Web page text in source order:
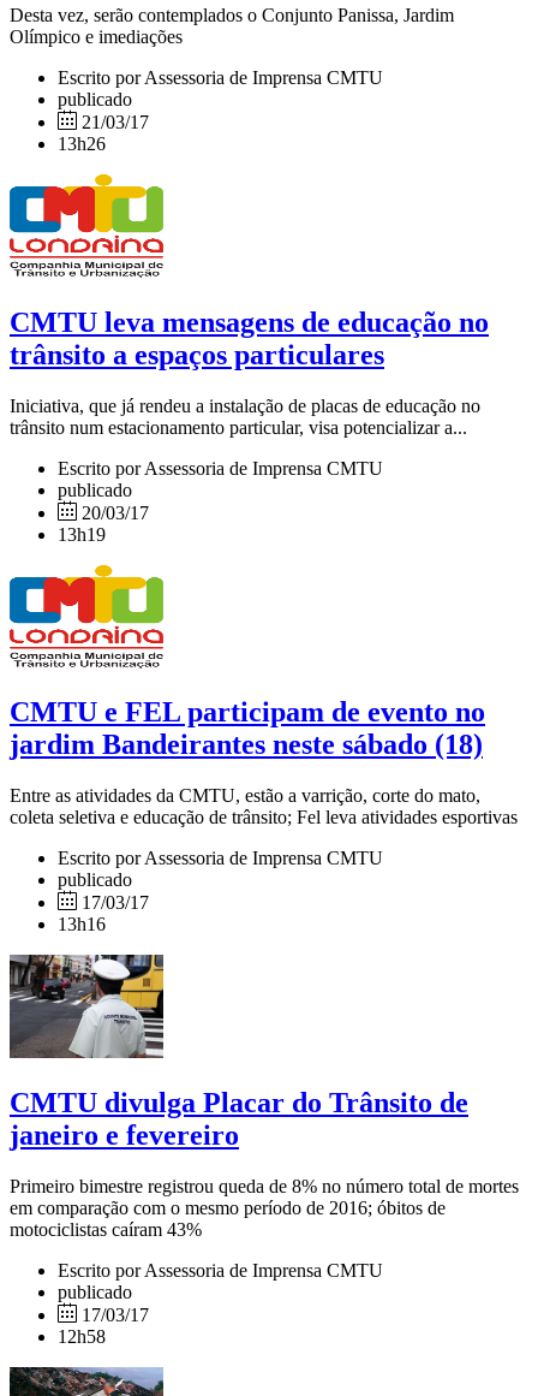
Desta vez, serão contemplados o Conjunto Panissa, Jardim
Olímpico e imediações
Escrito por Assessoria de Imprensa CMTU
publicado
21/03/17
13h26
CMTU leva mensagens de educação no
trânsito a espaços particulares
Iniciativa, que já rendeu a instalação de placas de educação no
trânsito num estacionamento particular, visa potencializar a...
Escrito por Assessoria de Imprensa CMTU
publicado
20/03/17
13h19
CMTU e FEL participam de evento no
jardim Bandeirantes neste sábado (18)
Entre as atividades da CMTU, estão a varrição, corte do mato,
coleta seletiva e educação de trânsito; Fel leva atividades esportivas
Escrito por Assessoria de Imprensa CMTU
publicado
17/03/17
13h16
CMTU divulga Placar do Trânsito de
janeiro e fevereiro
Primeiro bimestre registrou queda de 8% no número total de mortes
em comparação com o mesmo período de 2016; óbitos de
motociclistas caíram 43%
Escrito por Assessoria de Imprensa CMTU
publicado
17/03/17
12h58